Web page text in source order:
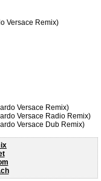
Versace Remix)
Versace Remix)
Versace Radio Remix)
Versace Dub Remix)